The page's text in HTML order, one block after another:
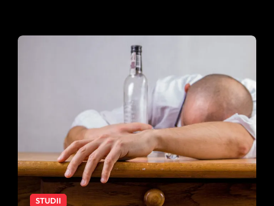
STUDII